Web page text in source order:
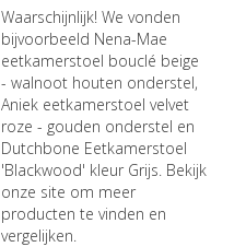
Waarschijnlijk! We vonden
bijvoorbeeld Nena-Mae
eetkamerstoel bouclé beige
- walnoot houten onderstel,
Aniek eetkamerstoel velvet
roze - gouden onderstel en
Dutchbone Eetkamerstoel
'Blackwood' kleur Grijs. Bekijk
onze site om meer
producten te vinden en
vergelijken.